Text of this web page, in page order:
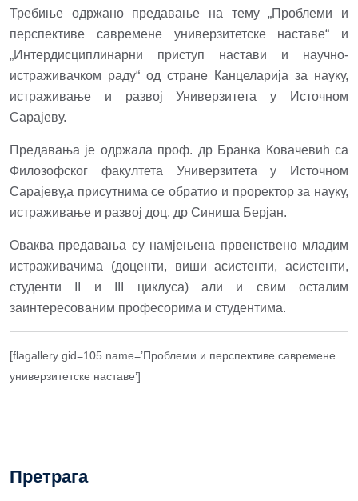
Требиње одржано предавање на тему „Проблеми и
перспективе савремене универзитетске наставе“ и
„Интердисциплинарни приступ настави и научно-
истраживачком раду“ од стране Канцеларија за науку,
истраживање и развој Универзитета у Источном
Сарајеву.
Предавања је одржала проф. др Бранка Ковачевић са
Филозофског факултета Универзитета у Источном
Сарајеву,а присутнима се обратио и проректор за науку,
истраживање и развој доц. др Синиша Берјан.
Оваква предавања су намјењена првенствено младим
истраживачима (доценти, виши асистенти, асистенти,
студенти II и III циклуса) али и свим осталим
заинтересованим професорима и студентима.
[flagallery gid=105 name=’Проблеми и перспективе савремене
универзитетске наставе’]
Претрага